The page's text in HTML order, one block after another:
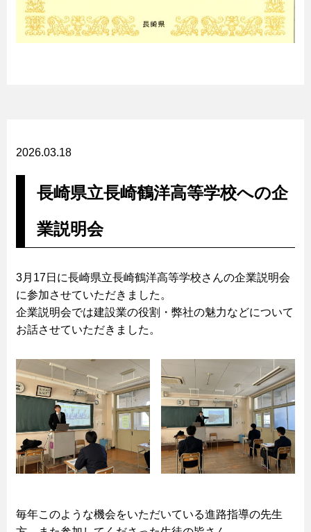
2026.03.18
長崎県立長崎鶴洋高等学校への企
業説明会
3月17日に長崎県立長崎鶴洋高等学校さんの企業説明会
に参加させていただきました。
企業説明会では建設業の役割・弊社の魅力などについて
お話させていただきました。
毎年このような機会をいただいている進路指導の先生